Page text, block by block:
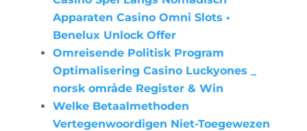
Apparaten Casino Omni Slots •
Benelux Unlock Offer
Omreisende Politisk Program
Optimalisering Casino Luckyones _
norsk område Register & Win
Welke Betaalmethoden
Vertegenwoordigen Niet-Toegewezen